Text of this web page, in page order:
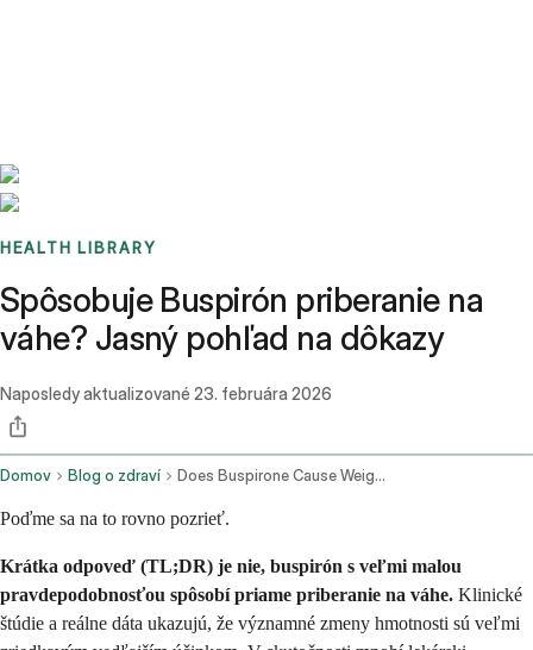
HEALTH LIBRARY
Spôsobuje Buspirón priberanie na
váhe? Jasný pohľad na dôkazy
Naposledy aktualizované 23. februára 2026
Domov Blog o zdraví Does Buspirone Cause Weight Gain
Poďme sa na to rovno pozrieť.
Krátka odpoveď (TL;DR) je nie, buspirón s veľmi malou
pravdepodobnosťou spôsobí priame priberanie na váhe. Klinické
štúdie a reálne dáta ukazujú, že významné zmeny hmotnosti sú veľmi